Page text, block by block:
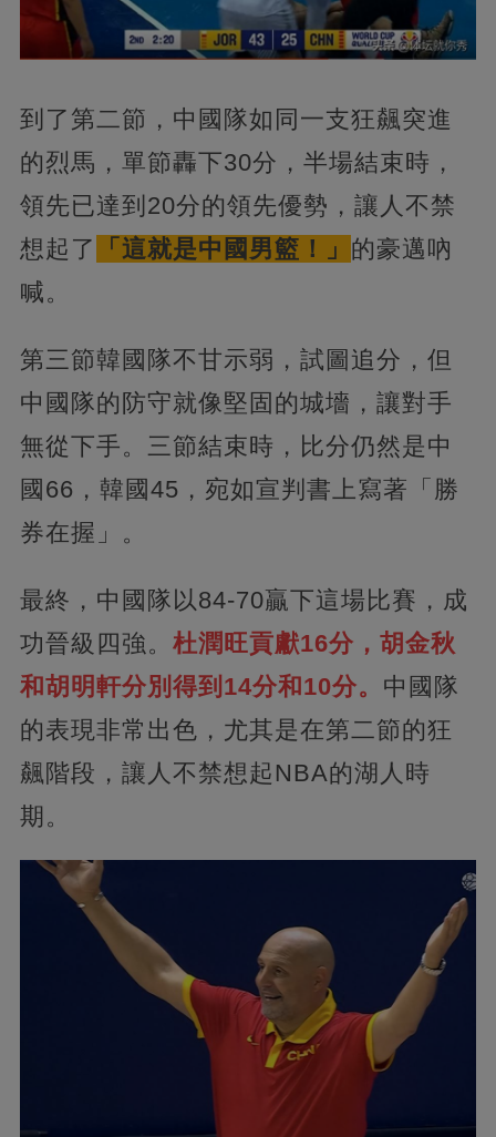
到了第二節，中國隊如同一支狂飆突進
的烈馬，單節轟下30分，半場結束時，
領先已達到20分的領先優勢，讓人不禁
想起了
「這就是中國男籃！」 的豪邁吶
喊。
第三節韓國隊不甘示弱，試圖追分，但
中國隊的防守就像堅固的城墻，讓對手
無從下手。三節結束時，比分仍然是中
國66，韓國45，宛如宣判書上寫著「勝
券在握」。
最終，中國隊以84-70贏下這場比賽，成
功晉級四強。 杜潤旺貢獻16分，胡金秋
和胡明軒分別得到14分和10分。 中國隊
的表現非常出色，尤其是在第二節的狂
飆階段，讓人不禁想起NBA的湖人時
期。